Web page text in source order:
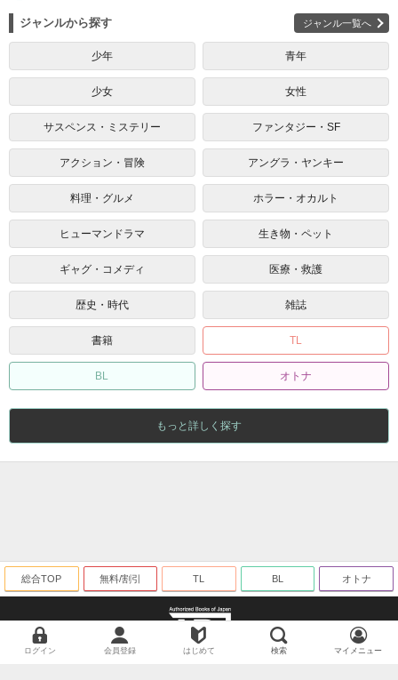
ジャンルから探す ジャンル一覧へ
少年 青年
少女 女性
サスペンス・ミステリー ファンタジー・SF
アクション・冒険 アングラ・ヤンキー
料理・グルメ ホラー・オカルト
ヒューマンドラマ 生き物・ペット
ギャグ・コメディ 医療・救護
歴史・時代 雑誌
書籍 TL
BL オトナ
もっと詳しく探す
総合TOP 無料/割引 TL BL オトナ
ログイン 会員登録 はじめて 検索 マイメニュー